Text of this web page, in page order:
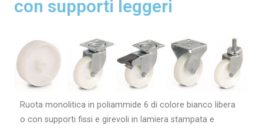
con supporti leggeri
Ruota monolitica in poliammide 6 di colore bianco libera
o con supporti fissi e girevoli in lamiera stampata e